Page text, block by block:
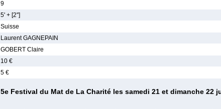
9
5' + [2'']
Suisse
Laurent GAGNEPAIN
GOBERT Claire
10 €
5 €
5e Festival du Mat de La Charité les samedi 21 et dimanche 22